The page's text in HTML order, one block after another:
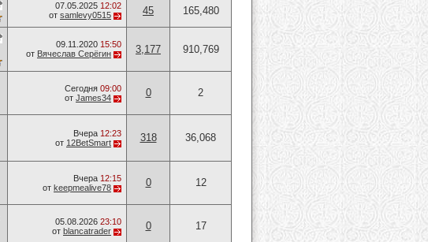
07.05.2025 12:02
от samlevy0515 45 165,480
09.11.2020 15:50
от Вячеслав Серёгин 3,177 910,769
Сегодня 09:00
от James34 0 2
Вчера 12:23
от 12BetSmart 318 36,068
Вчера 12:15
от keepmealive78 0 12
05.08.2026 23:10
от blancatrader 0 17